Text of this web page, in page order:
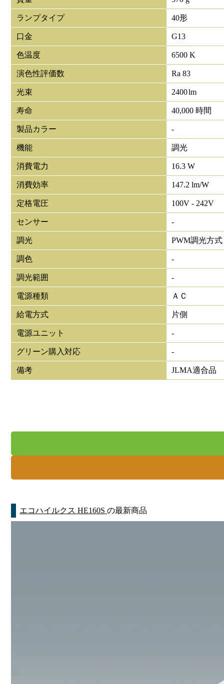
ランプタイプ 40形
口金 G13
色温度 6500 K
演色性評価数 Ra 83
光束 2400lm
寿命 40,000 時間
製品カラー -
機能 調光
消費電力 16.3 W
消費効率 147.2 lm/W
定格電圧 100V - 242V
センサー -
調光 PWM調光方式
調色 -
調光範囲 -
電源種類 ＡＣ
給電方式 片側
電源ユニット -
グリーン購入対応 -
備考 JLMA適合品
エコハイルクス HE160Sの最新商品